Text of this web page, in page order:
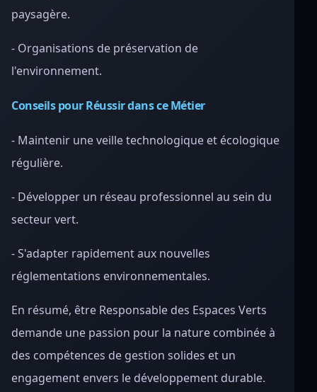
paysagère.
- Organisations de préservation de
l'environnement.
Conseils pour Réussir dans ce Métier
- Maintenir une veille technologique et écologique
régulière.
- Développer un réseau professionnel au sein du
secteur vert.
- S'adapter rapidement aux nouvelles
réglementations environnementales.
En résumé, être Responsable des Espaces Verts
demande une passion pour la nature combinée à
des compétences de gestion solides et un
engagement envers le développement durable.